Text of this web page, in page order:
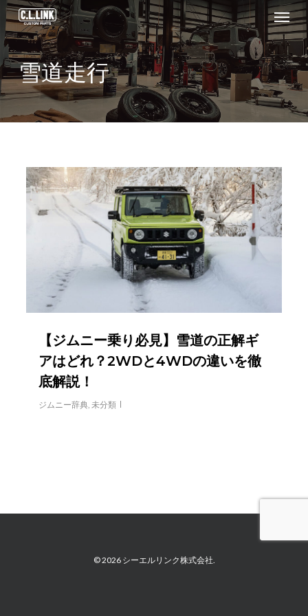
Skip
to
main
content
Menu
雪道走行
【ジムニー乗り必見】雪道の正解ギ
アはどれ？2WDと4WDの違いを徹
底解説！
ジムニー辞典,未分類
© 2026 シーエルリンク株式会社.